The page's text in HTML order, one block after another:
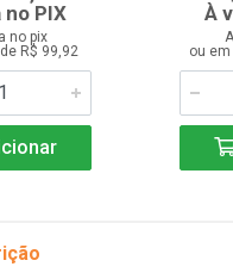
no PIX
no pix
R$ 99,92
À
ou